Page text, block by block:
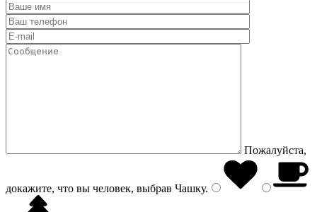
Пожалуйста,
докажите, что вы человек, выбрав Чашку.